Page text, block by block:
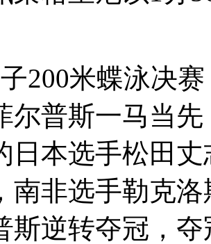
米蝶泳决赛
尔普斯一马当
日本选手松田
南非选手勒克
斯逆转夺冠，